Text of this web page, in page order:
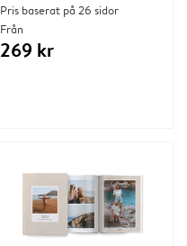
Pris baserat på 26 sidor
Från
269 kr